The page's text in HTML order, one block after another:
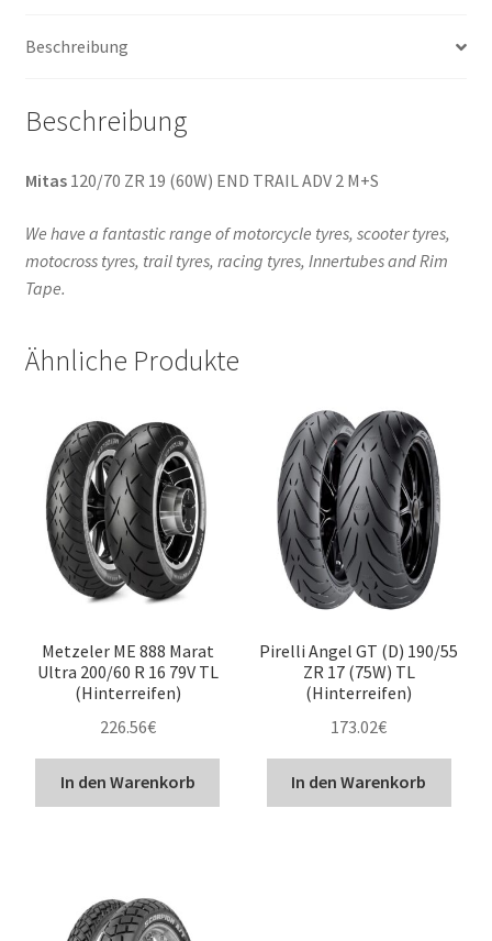
Menge
Beschreibung
Beschreibung
Mitas120/70 ZR 19 (60W) END TRAIL ADV 2 M+S
We have a fantastic range of motorcycle tyres, scooter tyres,
motocross tyres, trail tyres, racing tyres, Innertubes and Rim
Tape.
Ähnliche Produkte
Metzeler ME 888 Marat
Ultra 200/60 R 16 79V TL
(Hinterreifen)
226.56€
In den Warenkorb
Pirelli Angel GT (D) 190/55
ZR 17 (75W) TL
(Hinterreifen)
173.02€
In den Warenkorb